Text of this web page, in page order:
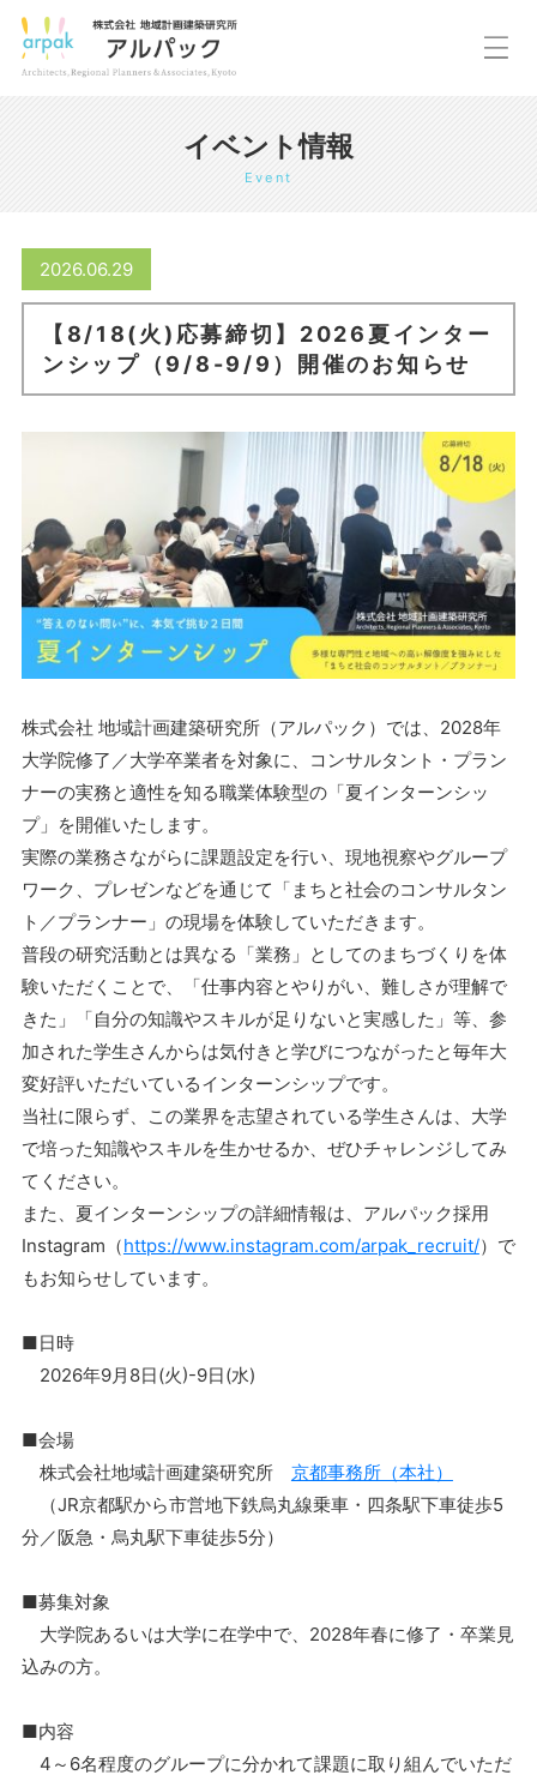
イベント情報
Event
2026.06.29
【8/18(火)応募締切】2026夏インター
ンシップ（9/8-9/9）開催のお知らせ
株式会社 地域計画建築研究所（アルパック）では、2028年
大学院修了／大学卒業者を対象に、コンサルタント・プラン
ナーの実務と適性を知る職業体験型の「夏インターンシッ
プ」を開催いたします。
実際の業務さながらに課題設定を行い、現地視察やグループ
ワーク、プレゼンなどを通じて「まちと社会のコンサルタン
ト／プランナー」の現場を体験していただきます。
普段の研究活動とは異なる「業務」としてのまちづくりを体
験いただくことで、「仕事内容とやりがい、難しさが理解で
きた」「自分の知識やスキルが足りないと実感した」等、参
加された学生さんからは気付きと学びにつながったと毎年大
変好評いただいているインターンシップです。
当社に限らず、この業界を志望されている学生さんは、大学
で培った知識やスキルを生かせるか、ぜひチャレンジしてみ
てください。
また、夏インターンシップの詳細情報は、アルパック採用
Instagram（https://www.instagram.com/arpak_recruit/）で
もお知らせしています。
■日時
2026年9月8日(火)-9日(水)
■会場
株式会社地域計画建築研究所 京都事務所（本社）
（JR京都駅から市営地下鉄烏丸線乗車・四条駅下車徒歩5
分／阪急・烏丸駅下車徒歩5分）
■募集対象
大学院あるいは大学に在学中で、2028年春に修了・卒業見
込みの方。
■内容
4～6名程度のグループに分かれて課題に取り組んでいただ